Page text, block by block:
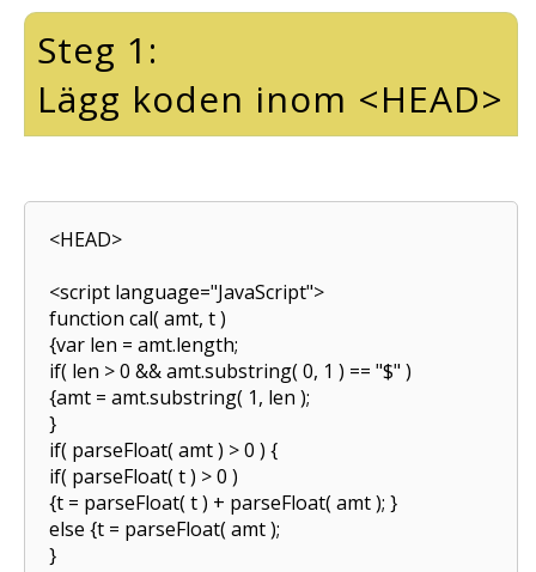
Steg 1:
Lägg koden inom <HEAD>
<HEAD>
<script language="JavaScript">
function cal( amt, t )
{var len = amt.length;
if( len > 0 && amt.substring( 0, 1 ) == "$" )
{amt = amt.substring( 1, len );
}
if( parseFloat( amt ) > 0 ) {
if( parseFloat( t ) > 0 )
{t = parseFloat( t ) + parseFloat( amt ); }
else {t = parseFloat( amt );
}